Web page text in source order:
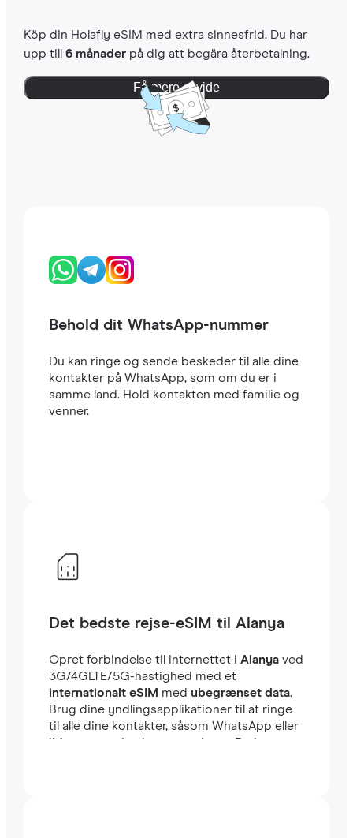
Köp din Holafly eSIM med extra sinnesfrid. Du har
upp till 6 månaderpå dig att begära återbetalning.
Få mere at vide
Behold dit WhatsApp-nummer
Du kan ringe og sende beskeder til alle dine
kontakter på WhatsApp, som om du er i
samme land. Hold kontakten med familie og
venner.
Det bedste rejse-eSIM til Alanya
Opret forbindelse til internettet i Alanyaved
3G/4GLTE/5G-hastighed med et
internationalt eSIM med ubegrænset data.
Brug dine yndlingsapplikationer til at ringe
til alle dine kontakter, såsom WhatsApp eller
iMessage, uden begrænsninger. Du kan